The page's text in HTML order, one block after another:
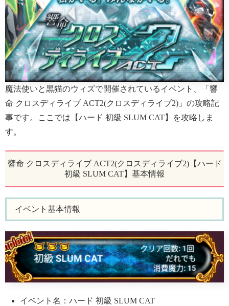
魔法使いと黒猫のウィズで開催されているイベント、「響
命 クロスディライブ ACT2(クロスディライブ2)」の攻略記
事です。ここでは【ハード 初級 SLUM CAT】を攻略しま
す。
響命 クロスディライブ ACT2(クロスディライブ2)【ハード
初級 SLUM CAT】基本情報
イベント基本情報
イベント名：ハード 初級 SLUM CAT